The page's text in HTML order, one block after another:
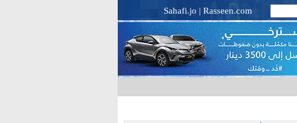
Sahafi.jo | Rasseen.com